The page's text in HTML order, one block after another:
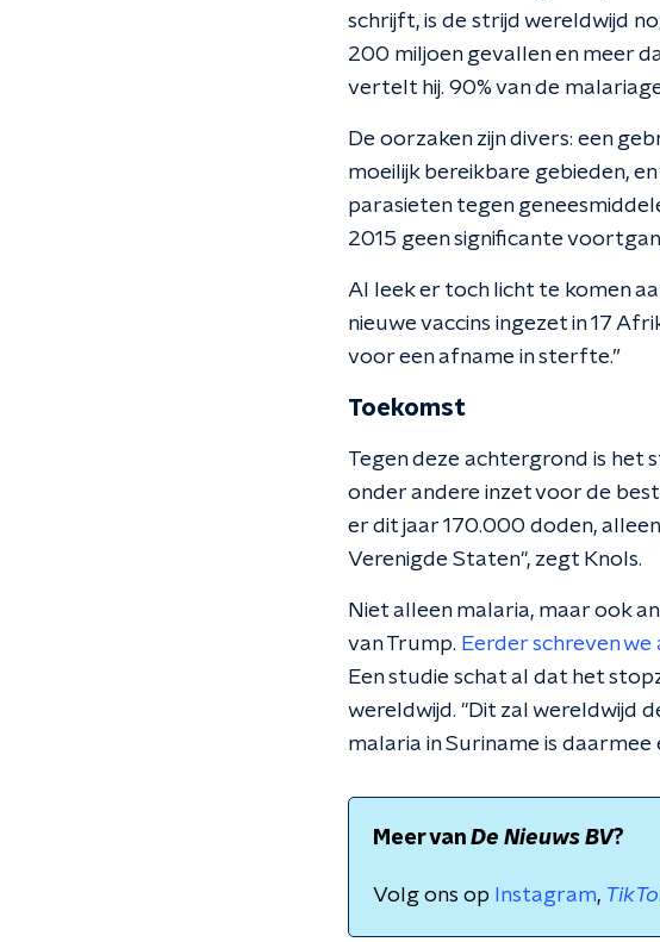
schrijft, is de strijd wereldwijd
200 miljoen gevallen en meer
vertelt hij. 90% van de
De oorzaken zijn divers: een
moeilijk bereikbare gebieden,
parasieten tegen
2015 geen significante
Al leek er toch licht te komen
nieuwe vaccins ingezet in 17
voor een afname in sterfte.”
Toekomst
Tegen deze achtergrond is het
onder andere inzet voor de
er dit jaar 170.000 doden,
Verenigde Staten", zegt Knols.
Niet alleen malaria, maar ook
van Trump. Eerder schreven
Een studie schat al dat het
wereldwijd. "Dit zal wereldwijd
malaria in Suriname is
Meer van De Nieuws BV?
Volg ons op Instagram,